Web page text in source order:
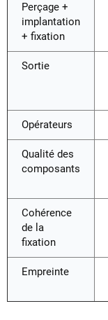
Perçage +
implantation
+ fixation
Sortie
Opérateurs
Qualité des
composants
Cohérence
de la
fixation
Empreinte